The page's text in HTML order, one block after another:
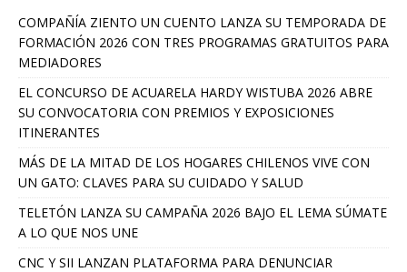
COMPAÑÍA ZIENTO UN CUENTO LANZA SU TEMPORADA DE
FORMACIÓN 2026 CON TRES PROGRAMAS GRATUITOS PARA
MEDIADORES
EL CONCURSO DE ACUARELA HARDY WISTUBA 2026 ABRE
SU CONVOCATORIA CON PREMIOS Y EXPOSICIONES
ITINERANTES
MÁS DE LA MITAD DE LOS HOGARES CHILENOS VIVE CON
UN GATO: CLAVES PARA SU CUIDADO Y SALUD
TELETÓN LANZA SU CAMPAÑA 2026 BAJO EL LEMA SÚMATE
A LO QUE NOS UNE
CNC Y SII LANZAN PLATAFORMA PARA DENUNCIAR